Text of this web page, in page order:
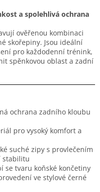
a spolehlivá ochrana
ověřenou kombinaci
skořepiny. Jsou ideální
pro každodenní trénink,
spěnkovou oblast a zadní
ochrana zadního kloubu
pro vysoký komfort a
suché zipy s provlečením
stabilitu
se tvaru koňské končetiny
ve stylové černé